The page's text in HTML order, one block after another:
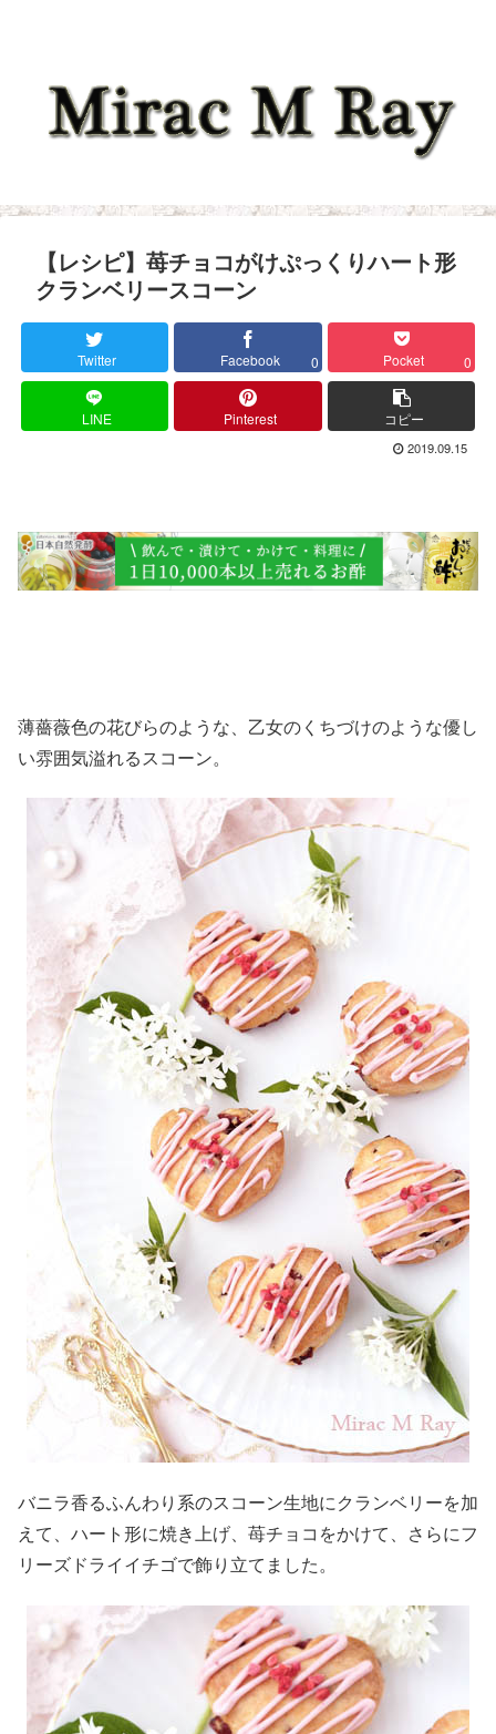
【レシピ】苺チョコがけぷっくりハート形
クランベリースコーン
Twitter Facebook 0 Pocket 0
LINE Pinterest コピー
2019.09.15
薄薔薇色の花びらのような、乙女のくちづけのような優し
い雰囲気溢れるスコーン。
バニラ香るふんわり系のスコーン生地にクランベリーを加
えて、ハート形に焼き上げ、苺チョコをかけて、さらにフ
リーズドライイチゴで飾り立てました。